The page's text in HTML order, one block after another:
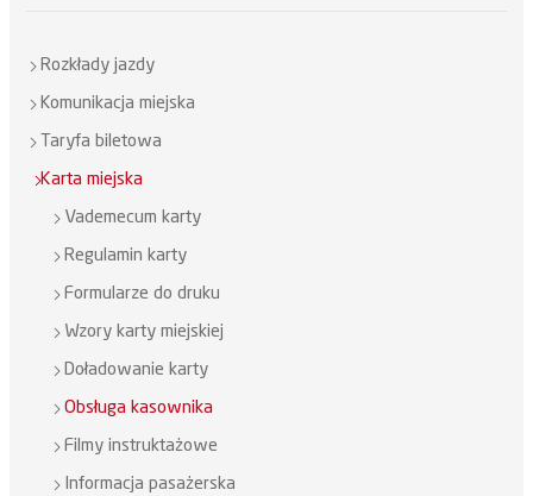
Rozkłady jazdy
Komunikacja miejska
Taryfa biletowa
Karta miejska
Vademecum karty
Regulamin karty
Formularze do druku
Wzory karty miejskiej
Doładowanie karty
Obsługa kasownika
Filmy instruktażowe
Informacja pasażerska